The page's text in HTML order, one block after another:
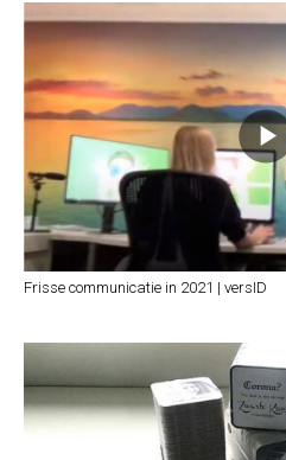
Frisse communicatie in 2021 | versID